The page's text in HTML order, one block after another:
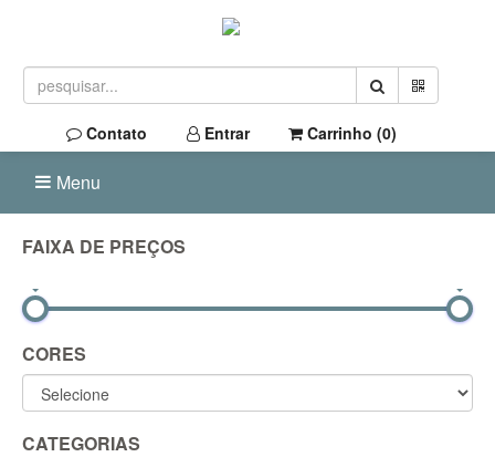
Contato Entrar Carrinho (0)
Menu
FAIXA DE PREÇOS
CORES
CATEGORIAS